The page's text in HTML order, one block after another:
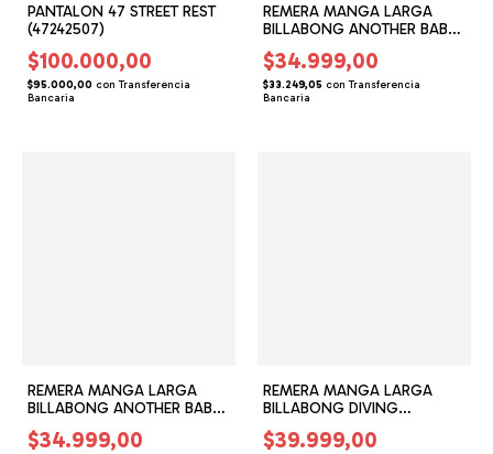
PANTALON 47 STREET REST
(47242507)
$100.000,00
$95.000,00 con Transferencia
Bancaria
REMERA MANGA LARGA
BILLABONG ANOTHER BABY
(BG155170)
$34.999,00
$33.249,05 con Transferencia
Bancaria
REMERA MANGA LARGA
BILLABONG ANOTHER BABY
(BG155171)
$34.999,00
REMERA MANGA LARGA
BILLABONG DIVING
(BG155173)
$39.999,00